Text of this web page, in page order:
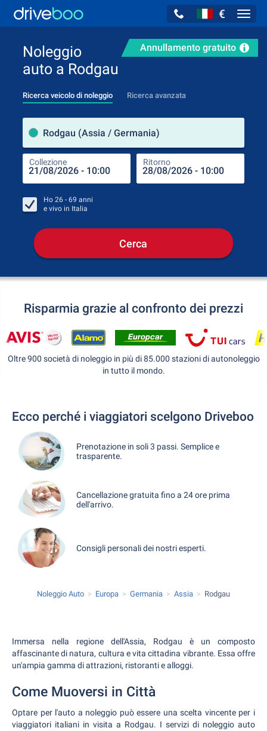
€
Annullamento gratuito
Noleggio
auto a Rodgau
Ricerca veicolo di noleggio Ricerca avanzata
Rodgau (Assia / Germania)
Collezione Ritorno
Ho 26 - 69 anni
e vivo in Italia
Cerca
Risparmia grazie al confronto dei prezzi
Oltre 900 società di noleggio in più di 85.000 stazioni di autonoleggio
in tutto il mondo.
Ecco perché i viaggiatori scelgono Driveboo
Prenotazione in soli 3 passi. Semplice e
trasparente.
Cancellazione gratuita fino a 24 ore prima
dell'arrivo.
Consigli personali dei nostri esperti.
Noleggio Auto Europa Germania Assia Rodgau
Immersa nella regione dell'Assia, Rodgau è un composto
affascinante di natura, cultura e vita cittadina vibrante. Essa offre
un'ampia gamma di attrazioni, ristoranti e alloggi.
Come Muoversi in Città
Optare per l'auto a noleggio può essere una scelta vincente per i
viaggiatori italiani in visita a Rodgau. I servizi di noleggio auto